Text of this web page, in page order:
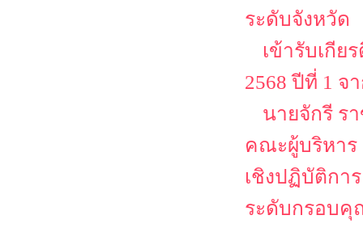
ระดับจังหวัด
เข้ารับเกี
2568 ปีที่ 1 จ
นายจักรี ร
คณะผู้บริหาร
เชิงปฏิบัติกา
ระดับกรอบคุ